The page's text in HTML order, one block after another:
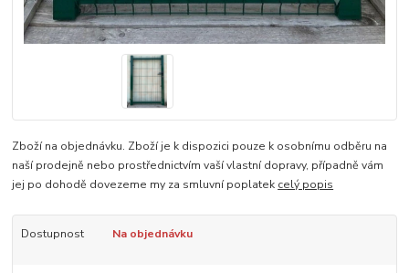
Zboží na objednávku. Zboží je k dispozici pouze k osobnímu odběru na
naší prodejně nebo prostřednictvím vaší vlastní dopravy, případně vám
jej po dohodě dovezeme my za smluvní poplatek celý popis
Dostupnost Na objednávku